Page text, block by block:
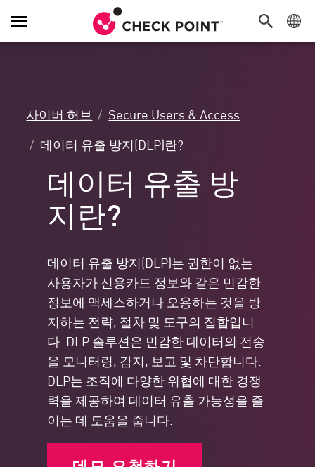
탐
색
사이버 허브
Secure Users & Access
데이터 유출 방지(DLP)란?
데이터 유출 방
지란?
데이터 유출 방지(DLP)는 권한이 없는
사용자가 신용카드 정보와 같은 민감한
정보에 액세스하거나 오용하는 것을 방
지하는 전략, 절차 및 도구의 집합입니
다. DLP 솔루션은 민감한 데이터의 전송
을 모니터링, 감지, 보고 및 차단합니다.
DLP는 조직에 다양한 위협에 대한 경쟁
력을 제공하여 데이터 유출 가능성을 줄
이는 데 도움을 줍니다.